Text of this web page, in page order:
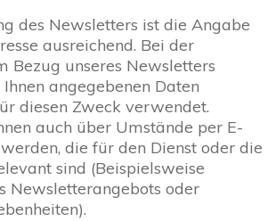
des Newsletters ist die Angabe
ausreichend. Bei der
Bezug unseres Newsletters
angegebenen Daten
diesen Zweck verwendet.
auch über Umstände per E-
die für den Dienst oder die
sind (Beispielsweise
Newsletterangebots oder